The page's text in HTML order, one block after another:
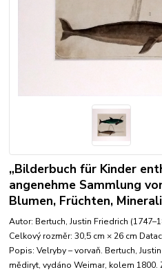
„Bilderbuch für Kinder
angenehme Sammlung
Blumen, Früchten,
Autor: Bertuch, Justin Friedrich
Celkový rozměr: 30,5 cm × 26 cm
Popis: Velryby – vorvaň. Bertuch,
mědiryt, vydáno Weimar, kolem